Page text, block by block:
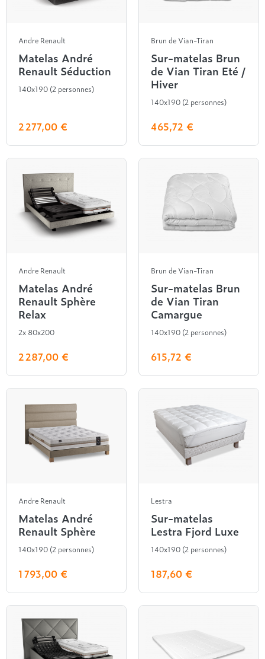
Andre Renault
Matelas André
Renault Séduction
140x190 (2 personnes)
2 277,00 €
Brun de Vian-Tiran
Sur-matelas Brun
de Vian Tiran Eté /
Hiver
140x190 (2 personnes)
465,72 €
Andre Renault
Matelas André
Renault Sphère
Relax
2x 80x200
2 287,00 €
Brun de Vian-Tiran
Sur-matelas Brun
de Vian Tiran
Camargue
140x190 (2 personnes)
615,72 €
Andre Renault
Matelas André
Renault Sphère
140x190 (2 personnes)
1 793,00 €
Lestra
Sur-matelas
Lestra Fjord Luxe
140x190 (2 personnes)
187,60 €